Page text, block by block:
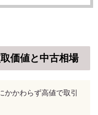
価値と中古相場
かかわらず高値で取引